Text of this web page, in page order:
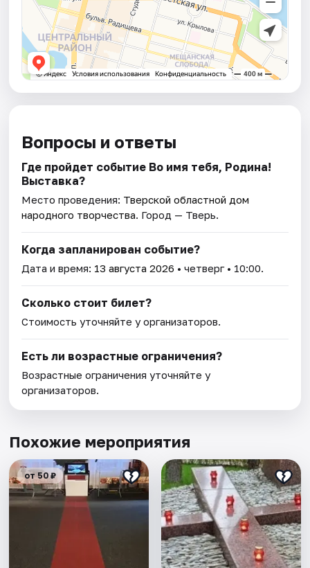
Вопросы и ответы
Где пройдет событие Во имя тебя, Родина!
Выставка?
Место проведения: Тверской областной дом
народного творчества. Город — Тверь.
Когда запланирован событие?
Дата и время: 13 августа 2026 • четверг • 10:00.
Сколько стоит билет?
Стоимость уточняйте у организаторов.
Есть ли возрастные ограничения?
Возрастные ограничения уточняйте у
организаторов.
Похожие мероприятия
от 50 ₽